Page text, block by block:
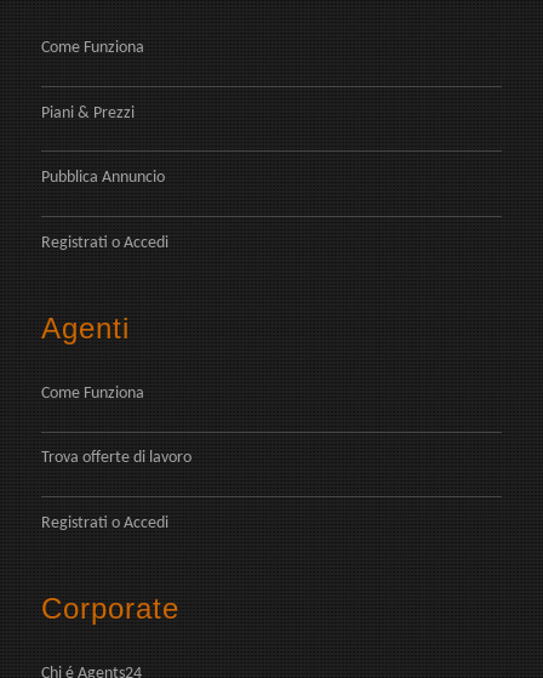
Come Funziona
Piani & Prezzi
Pubblica Annuncio
Registrati o Accedi
Agenti
Come Funziona
Trova offerte di lavoro
Registrati o Accedi
Corporate
Chi é Agents24